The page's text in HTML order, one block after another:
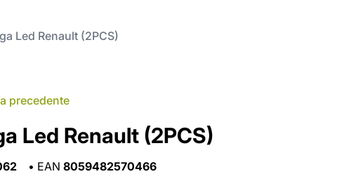
Led Renault (2PCS)
precedente
Led Renault (2PCS)
• EAN 8059482570466